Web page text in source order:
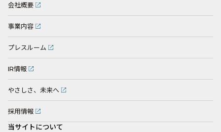
会社概要
事業内容
プレスルーム
IR情報
やさしさ、未来へ
採用情報
当サイトについて